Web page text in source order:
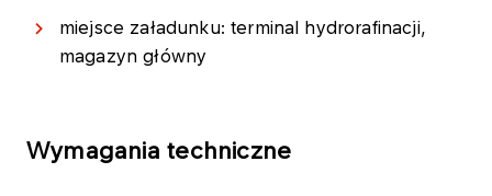
miejsce załadunku: terminal hydrorafinacji,
magazyn główny
Wymagania techniczne